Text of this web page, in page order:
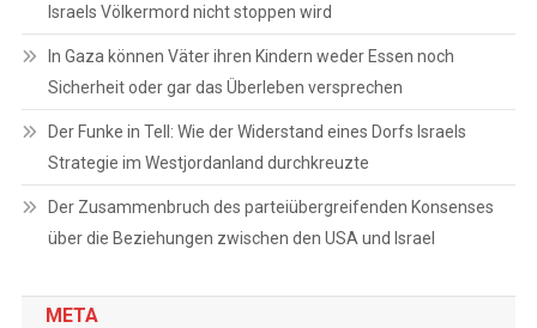
Israels Völkermord nicht stoppen wird
In Gaza können Väter ihren Kindern weder Essen noch
Sicherheit oder gar das Überleben versprechen
Der Funke in Tell: Wie der Widerstand eines Dorfs Israels
Strategie im Westjordanland durchkreuzte
Der Zusammenbruch des parteiübergreifenden Konsenses
über die Beziehungen zwischen den USA und Israel
META